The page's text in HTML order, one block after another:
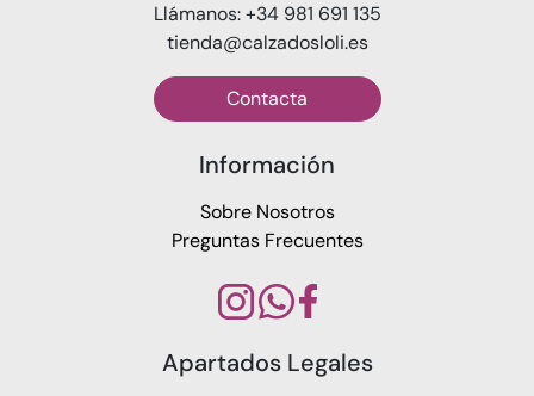
Llámanos: +34 981 691 135
tienda@calzadosloli.es
Contacta
Información
Sobre Nosotros
Preguntas Frecuentes
Apartados Legales